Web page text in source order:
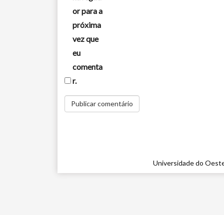
or para a
próxima
vez que
eu
comenta
r.
Universidade do